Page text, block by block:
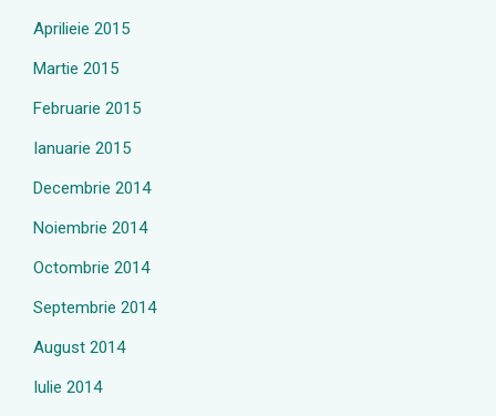
Aprilieie 2015
Martie 2015
Februarie 2015
Ianuarie 2015
Decembrie 2014
Noiembrie 2014
Octombrie 2014
Septembrie 2014
August 2014
Iulie 2014